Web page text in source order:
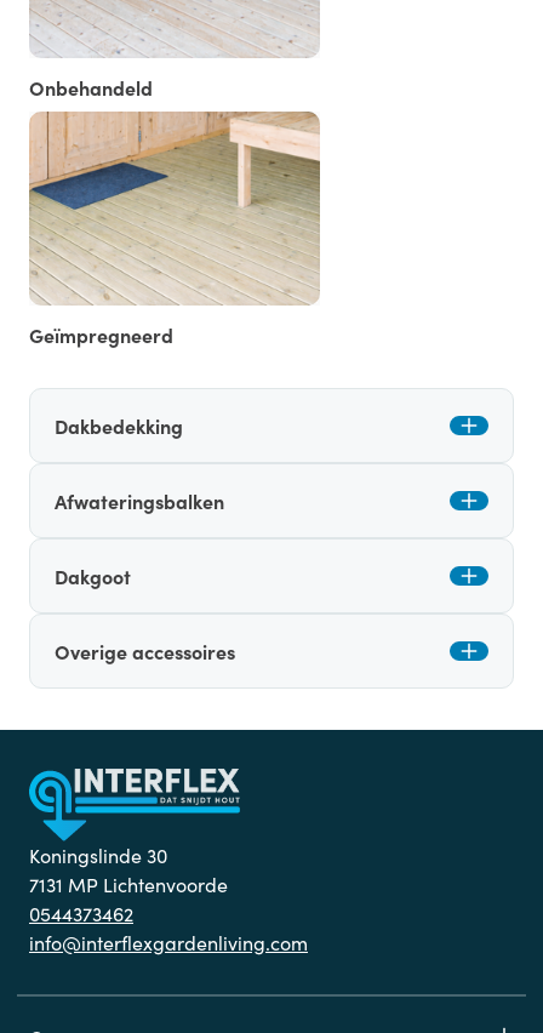
Onbehandeld
Geïmpregneerd
Dakbedekking
Afwateringsbalken
Dakgoot
Overige accessoires
Koningslinde 30
7131 MP Lichtenvoorde
0544373462
info@interflexgardenliving.com